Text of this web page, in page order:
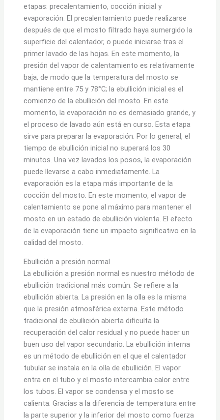
etapas: precalentamiento, cocción inicial y
evaporación. El precalentamiento puede realizarse
después de que el mosto filtrado haya sumergido la
superficie del calentador, o puede iniciarse tras el
primer lavado de las hojas. En este momento, la
presión del vapor de calentamiento es relativamente
baja, de modo que la temperatura del mosto se
mantiene entre 75 y 78°C; la ebullición inicial es el
comienzo de la ebullición del mosto. En este
momento, la evaporación no es demasiado grande, y
el proceso de lavado aún está en curso. Esta etapa
sirve para preparar la evaporación. Por lo general, el
tiempo de ebullición inicial no superará los 30
minutos. Una vez lavados los posos, la evaporación
puede llevarse a cabo inmediatamente. La
evaporación es la etapa más importante de la
cocción del mosto. En este momento, el vapor de
calentamiento se pone al máximo para mantener el
mosto en un estado de ebullición violenta. El efecto
de la evaporación tiene un impacto significativo en la
calidad del mosto.
Ebullición a presión normal
La ebullición a presión normal es nuestro método de
ebullición tradicional más común. Se refiere a la
ebullición abierta. La presión en la olla es la misma
que la presión atmosférica externa. Este método
tradicional de ebullición abierta dificulta la
recuperación del calor residual y no puede hacer un
buen uso del vapor secundario. La ebullición interna
es un método de ebullición en el que el calentador
tubular se instala en la olla de ebullición. El vapor
entra en el tubo y el mosto intercambia calor entre
los tubos. El vapor se condensa y el mosto se
calienta. Gracias a la diferencia de temperatura entre
la parte superior y la inferior del mosto como fuerza